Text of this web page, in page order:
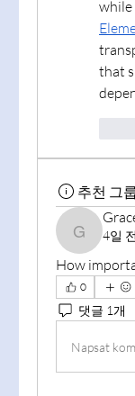
that
추천 그
Grace4일 전
How
0
댓글 1개
Napsat